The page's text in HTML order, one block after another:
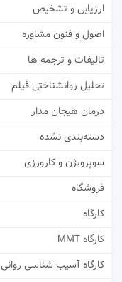
ارزیابی و تشخیص
اصول و فنون مشاوره
تالیفات و ترجمه ها
تحلیل روانشناختی فیلم
درمان هیجان مدار
دسته‌بندی نشده
سوپرویژن و کارورزی
فروشگاه
کارگاه
کارگاه MMT
کارگاه آسیب شناسی روانی